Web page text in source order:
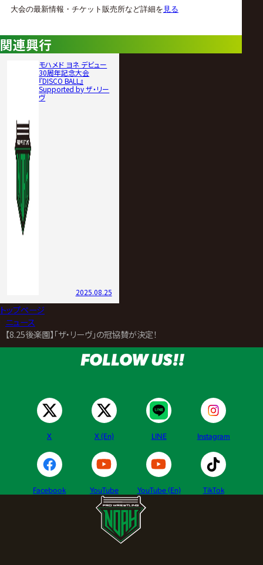
大会の最新情報・チケット販売所など詳細を 見る
関連興行
モハメド ヨネ デビュー
30周年記念大会
『DISCO BALL』
Supported by ザ・リー
ヴ
2025.08.25
トップページ
ニュース
【8.25後楽園】「ザ・リーヴ」の冠協賛が決定！
FOLLOW US!!
X X (En) LINE Instagram
Facebook YouTube YouTube (En) TikTok